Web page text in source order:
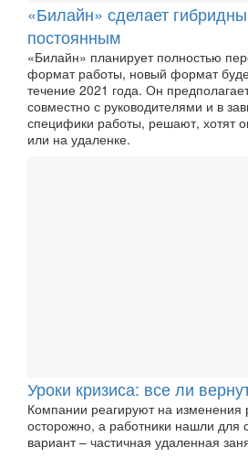
«Билайн» сделает
постоянным
«Билайн» планирует полностью
формат работы, новый формат
течение 2021 года. Он
совместно с руководителями и в
специфики работы, решают, хотят
или на удаленке.
Уроки кризиса: все ли
Компании реагируют на
осторожно, а работники нашли
вариант – частичная удаленная